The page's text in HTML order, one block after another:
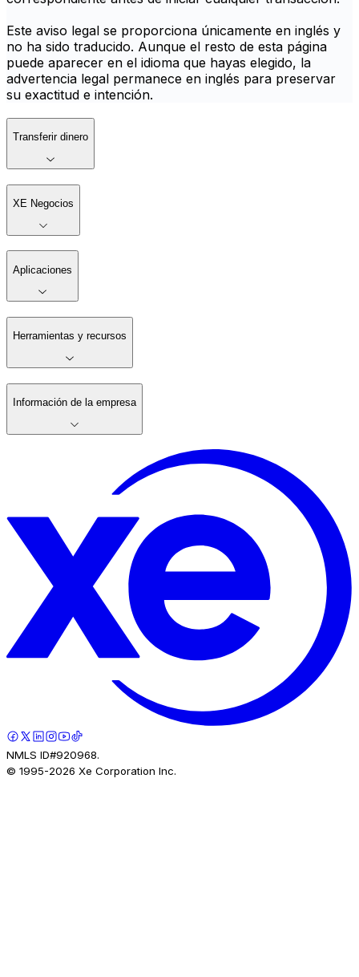
Este aviso legal se proporciona únicamente en inglés y
no ha sido traducido. Aunque el resto de esta página
puede aparecer en el idioma que hayas elegido, la
advertencia legal permanece en inglés para preservar
su exactitud e intención.
Transferir dinero
XE Negocios
Aplicaciones
Herramientas y recursos
Información de la empresa
NMLS ID#920968.
© 1995-2026 Xe Corporation Inc.